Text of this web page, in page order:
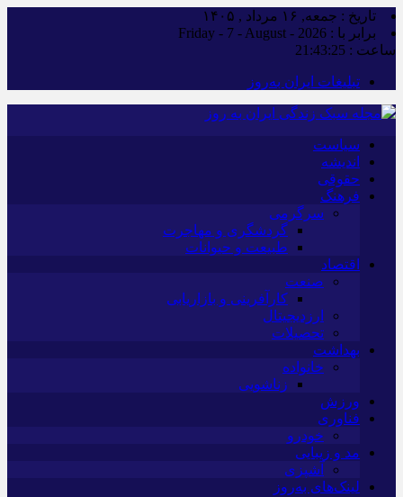
تاریخ : جمعه, ۱۶ مرداد , ۱۴۰۵
برابر با : Friday - 7 - August - 2026
ساعت : 21:43:25
تبلیغات ایران به‌روز
سیاست
اندیشه
حقوقی
فرهنگ
سرگرمی
گردشگری و مهاجرت
طبیعت و حیوانات
اقتصاد
صنعت
کارآفرینی و بازاریابی
ارزدیجیتال
تحصیلات
بهداشت
خانواده
زناشویی
ورزش
فناوری
خودرو
مد و زیبایی
آشپزی
لینک‌های به‌روز